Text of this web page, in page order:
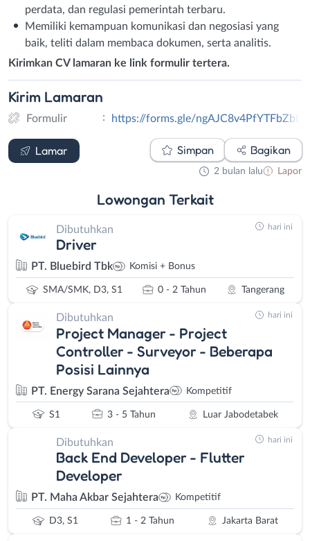
perdata, dan regulasi pemerintah terbaru.
Memiliki kemampuan komunikasi dan negosiasi yang
baik, teliti dalam membaca dokumen, serta analitis.
Kirimkan CV lamaran ke link formulir tertera.
Kirim Lamaran
Formulir : https://forms.gle/ngAJC8v4PfYTFbZb8
Lamar
Formulir
Simpan Bagikan
2 bulan lalu Lapor
Lowongan Terkait
Dibutuhkan
Driver
PT. Bluebird Tbk Komisi + Bonus
SMA/SMK, D3, S1 0 - 2 Tahun Tangerang
hari ini
Dibutuhkan
Project Manager - Project
Controller - Surveyor - Beberapa
Posisi Lainnya
PT. Energy Sarana Sejahtera Kompetitif
S1 3 - 5 Tahun Luar Jabodetabek
hari ini
Dibutuhkan
Back End Developer - Flutter
Developer
PT. Maha Akbar Sejahtera Kompetitif
D3, S1 1 - 2 Tahun Jakarta Barat
hari ini